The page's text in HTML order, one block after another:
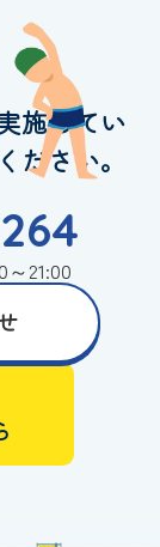
施してい
ださい。
21:00